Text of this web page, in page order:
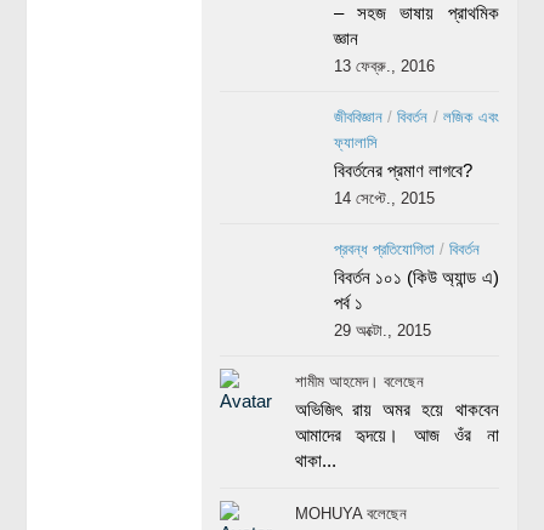
– সহজ ভাষায় প্রাথমিক
জ্ঞান
13 ফেব্রু., 2016
জীববিজ্ঞান/বিবর্তন /লজিক এবং
ফ্যালাসি
বিবর্তনের প্রমাণ লাগবে?
14 সেপ্টে., 2015
প্রবন্ধ প্রতিযোগিতা/ বিবর্তন
বিবর্তন ১০১ (কিউ অ্যান্ড এ)
পর্ব ১
29 অক্টো., 2015
শামীম আহমেদ। বলেছেন
অভিজিৎ রায় অমর হয়ে থাকবেন
আমাদের হৃদয়ে। আজ ওঁর না
থাকা...
MOHUYA বলেছেন